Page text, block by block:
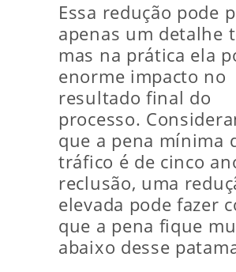
Essa redução pode
apenas um detalhe
mas na prática ela
enorme impacto no
resultado final do
processo.
que a pena mínima
tráfico é de cinco
reclusão, uma
elevada pode fazer
que a pena fique
abaixo desse